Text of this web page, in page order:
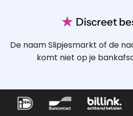
★ Discreet
De naam Slipjesmarkt of de
komt niet op je